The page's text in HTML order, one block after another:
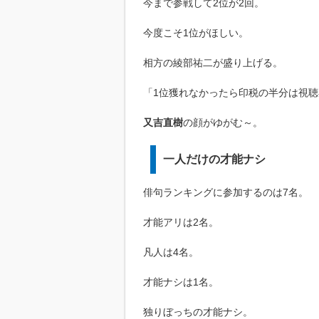
今まで参戦して2位が2回。
今度こそ1位がほしい。
相方の綾部祐二が盛り上げる。
「1位獲れなかったら印税の半分は視
又吉直樹の顔がゆがむ～。
一人だけの才能ナシ
俳句ランキングに参加するのは7名。
才能アリは2名。
凡人は4名。
才能ナシは1名。
独りぼっちの才能ナシ。